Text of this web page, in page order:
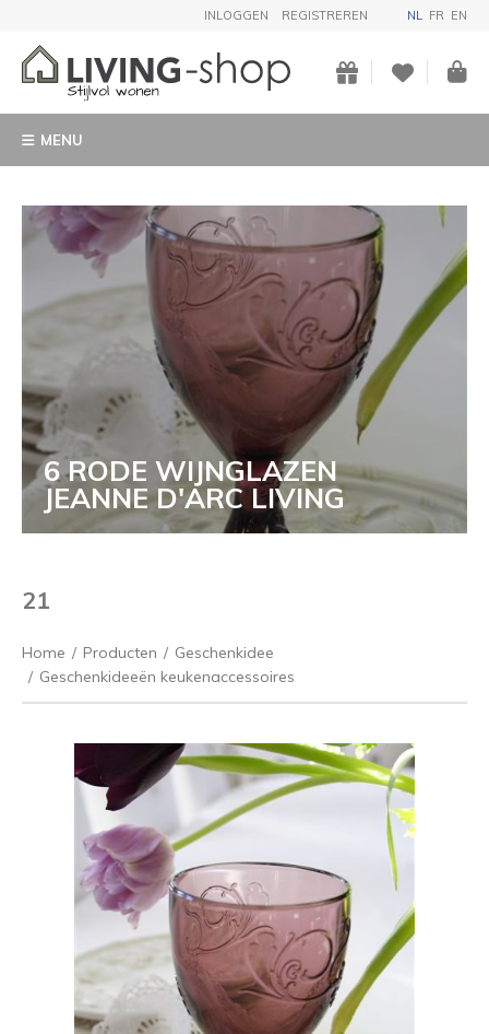
INLOGGEN REGISTREREN NL FR EN
MENU
6 RODE WIJNGLAZEN
JEANNE D'ARC LIVING
21
Home / Producten / Geschenkidee
/ Geschenkideeën keukenaccessoires